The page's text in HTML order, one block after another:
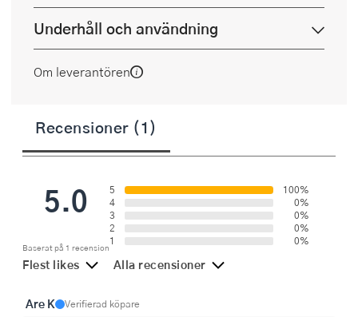
Underhåll och användning
Om leverantören
Recensioner (1)
5.0
Baserat på 1 recension
5
100%
4
0%
3
0%
2
0%
1
0%
Flest likes Alla recensioner
Are K Verifierad köpare